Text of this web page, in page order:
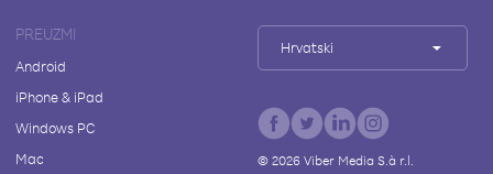
PREUZMI
Android
iPhone & iPad
Windows PC
Mac
Hrvatski
© 2026Viber Media S.à r.l.